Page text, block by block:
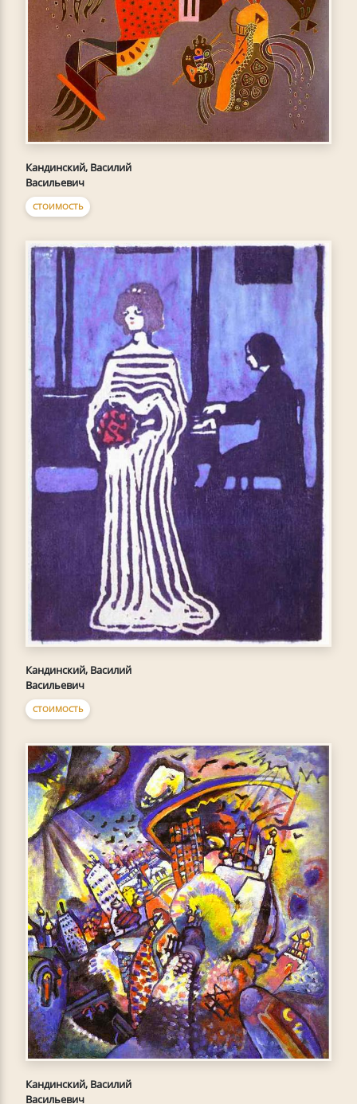
Кандинский, Василий
Васильевич
СТОИМОСТЬ
Кандинский, Василий
Васильевич
СТОИМОСТЬ
Кандинский, Василий
Васильевич